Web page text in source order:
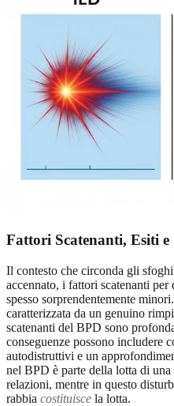
Fattori Scatenanti, Esiti
Il contesto che circonda gli
accennato, i fattori scatenanti
spesso sorprendentemente
caratterizzata da un genuino
scatenanti del BPD sono
conseguenze possono includere
autodistruttivi e un
nel BPD è parte della lotta di
relazioni, mentre in questo
rabbia costituisce la lotta.